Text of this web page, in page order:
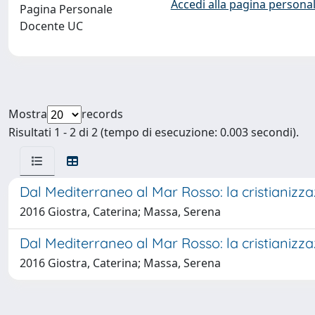
Pagina Personale
Docente UC
Accedi alla pagina
Mostra
records
Risultati 1 - 2 di 2 (tempo di esecuzione: 0.003 secondi).
Dal Mediterraneo al Mar Rosso: la
2016 Giostra, Caterina; Massa, Serena
Dal Mediterraneo al Mar Rosso: la
2016 Giostra, Caterina; Massa, Serena